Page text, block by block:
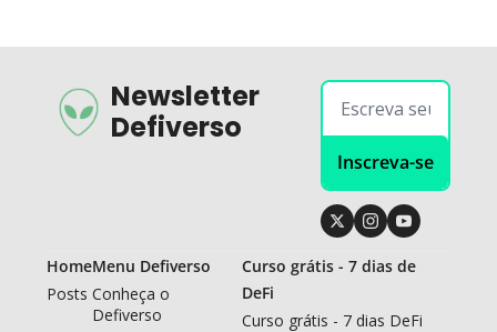
Newsletter
Defiverso
Inscreva-se
Home
Posts
Menu Defiverso
Conheça o
Defiverso
Curso grátis - 7 dias de
DeFi
Curso grátis - 7 dias DeFi